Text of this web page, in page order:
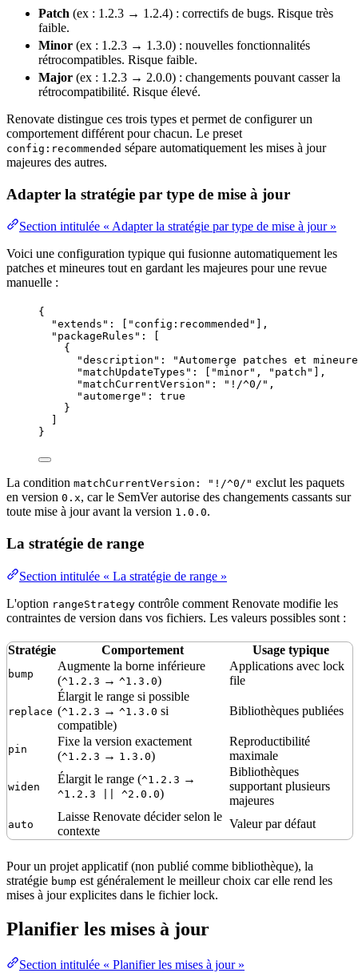
Patch (ex : 1.2.3 → 1.2.4) : correctifs de bugs. Risque très
faible.
Minor (ex : 1.2.3 → 1.3.0) : nouvelles fonctionnalités
rétrocompatibles. Risque faible.
Major (ex : 1.2.3 → 2.0.0) : changements pouvant casser la
rétrocompatibilité. Risque élevé.
Renovate distingue ces trois types et permet de configurer un
comportement différent pour chacun. Le preset
config:recommended sépare automatiquement les mises à jour
majeures des autres.
Adapter la stratégie par type de mise à jour
Section intitulée « Adapter la stratégie par type de mise à jour »
Voici une configuration typique qui fusionne automatiquement les
patches et mineures tout en gardant les majeures pour une revue
manuelle :
{
"extends" : [ " config:recommended "
],
"packageRules" : [
{
"description" : "Automerge patches et
"matchUpdateTypes" : [ "minor" , " patch "
],
"matchCurrentVersion" : " !/^0/ " ,
"automerge" : true
}
}
La condition matchCurrentVersion: "!/^0/" exclut les paquets
en version 0.x, car le SemVer autorise des changements cassants sur
toute mise à jour avant la version 1.0.0.
La stratégie de range
Section intitulée « La stratégie de range »
L'option rangeStrategy contrôle comment Renovate modifie les
contraintes de version dans vos fichiers. Les valeurs possibles sont :
Stratégie Comportement Usage typique
bump
Augmente la borne inférieure
(^1.2.3 → ^1.3.0)
Applications avec lock
file
replace
Élargit le range si possible
(^1.2.3 → ^1.3.0 si
compatible)
Bibliothèques publiées
pin
Fixe la version exactement
(^1.2.3 → 1.3.0)
Reproductibilité
maximale
widen
Élargit le range (^1.2.3 →
^1.2.3 || ^2.0.0)
Bibliothèques
supportant plusieurs
majeures
auto
Laisse Renovate décider selon le
contexte
Valeurpar défaut
Pour un projet applicatif (non publié comme bibliothèque), la
stratégie bump est généralement le meilleur choix car elle rend les
mises à jour explicites dans le fichier lock.
Planifier les mises à jour
Section intitulée « Planifier les mises à jour »